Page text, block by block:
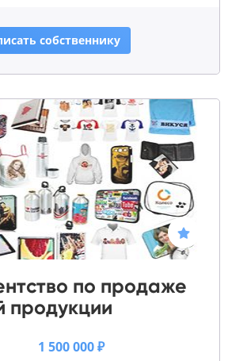
собственнику
по продаже
продукции
1 500 000 ₽